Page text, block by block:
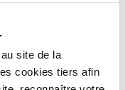
site de la
cookies tiers afin
référence, nous
nous
culturelle :